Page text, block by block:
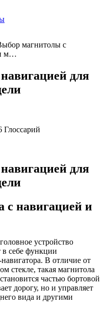
магнитолы с
м…
для
Глоссарий
для
с навигацией и
устройство
в себе функции
В отличие от
стекле, такая магнитола
частью бортовой
дорогу, но и управляет
вида и другими